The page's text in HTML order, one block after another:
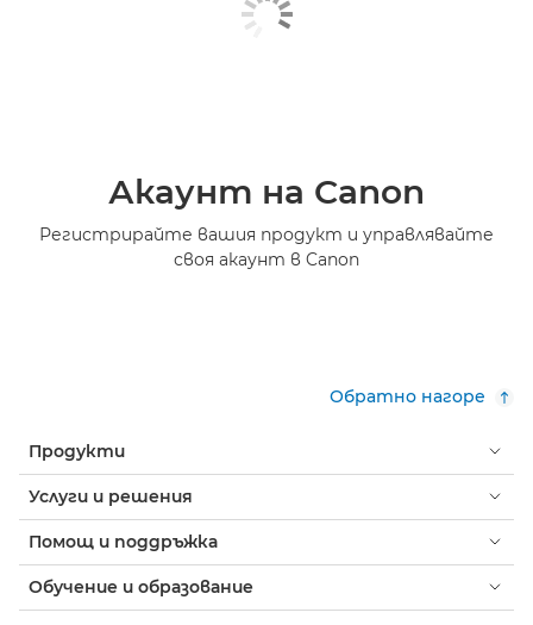
Акаунт на Canon
Регистрирайте вашия продукт и управлявайте
своя акаунт в Canon
Обратно нагоре
Продукти
Услуги и решения
Помощ и поддръжка
Обучение и образование